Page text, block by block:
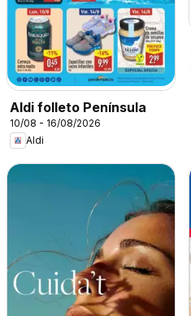
Aldi folleto Península
10/08 - 16/08/2026
Aldi